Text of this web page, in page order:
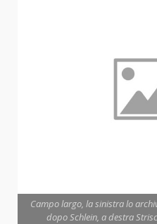
Campo largo, la sinistra lo
dopo Schlein, a destra